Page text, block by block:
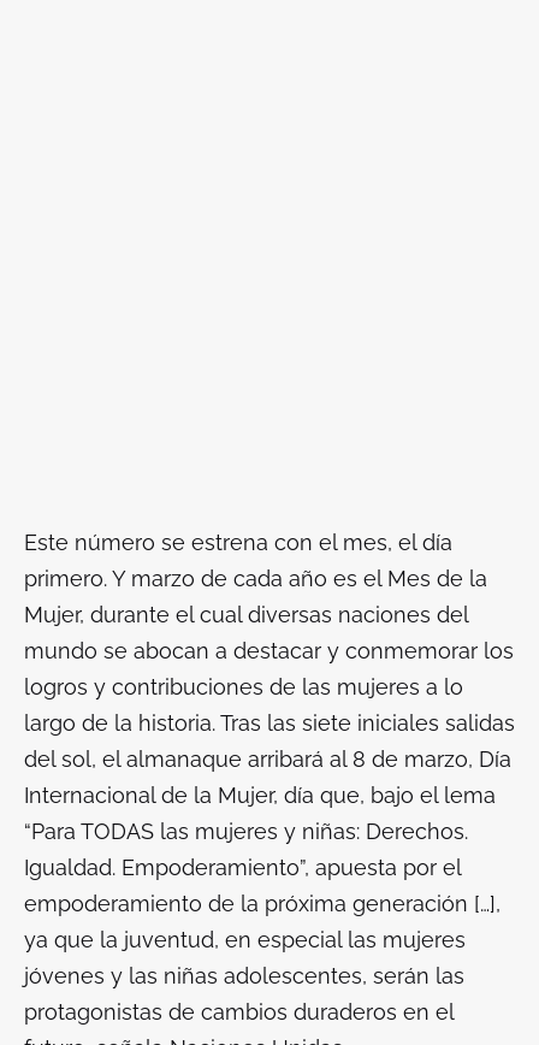
Este número se estrena con el mes, el día
primero. Y marzo de cada año es el Mes de la
Mujer, durante el cual diversas naciones del
mundo se abocan a destacar y conmemorar los
logros y contribuciones de las mujeres a lo
largo de la historia. Tras las siete iniciales salidas
del sol, el almanaque arribará al 8 de marzo, Día
Internacional de la Mujer, día que, bajo el lema
“Para TODAS las mujeres y niñas: Derechos.
Igualdad. Empoderamiento”, apuesta por el
empoderamiento de la próxima generación […],
ya que la juventud, en especial las mujeres
jóvenes y las niñas adolescentes, serán las
protagonistas de cambios duraderos en el